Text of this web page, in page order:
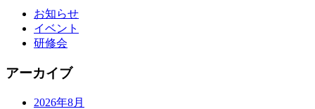
お知らせ
イベント
研修会
アーカイブ
2026年8月